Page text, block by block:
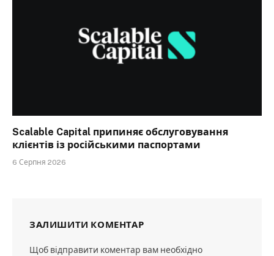
Scalable Capital припиняє обслуговування
клієнтів із російськими паспортами
6 Серпня 2026
ЗАЛИШИТИ КОМЕНТАР
Щоб відправити коментар вам необхідно